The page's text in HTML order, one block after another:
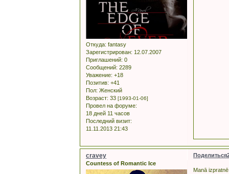
Откуда: fantasy
Зарегистрирован: 12.07.2007
Приглашений: 0
Сообщений: 2289
Уважение: +18
Позитив: +41
Пол: Женский
Возраст: 33 [1993-01-06]
Провел на форуме:
18 дней 11 часов
Последний визит:
11.11.2013 21:43
Поделиться
cravey
Countess of Romantic Ice
Manā